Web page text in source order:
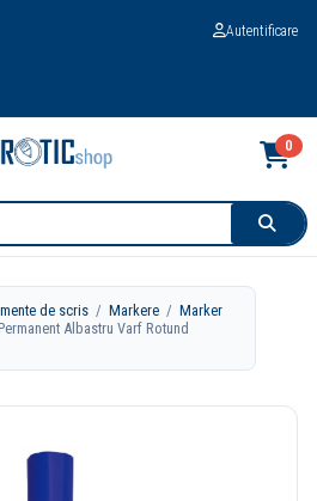
Autentificare
0
de scris /Markere /Marker
Albastru Varf Rotund